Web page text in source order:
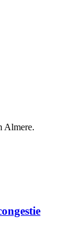
Almere.